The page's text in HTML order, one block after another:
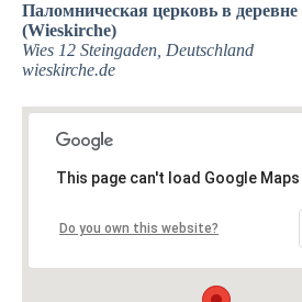
Паломническая церковь в
(Wieskirche)
Wies 12 Steingaden, Deutschland
wieskirche.de‎